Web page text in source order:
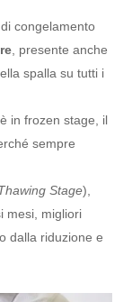
congelamento
, presente anche
spalla su tutti i
in frozen stage, il
sempre
Stage),
mesi, migliori
dalla riduzione e